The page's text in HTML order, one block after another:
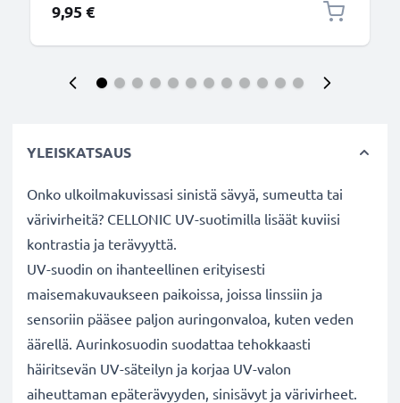
9,95 €
YLEISKATSAUS
Onko ulkoilmakuvissasi sinistä sävyä, sumeutta tai
värivirheitä? CELLONIC UV-suotimilla lisäät kuviisi
kontrastia ja terävyyttä.
UV-suodin on ihanteellinen erityisesti
maisemakuvaukseen paikoissa, joissa linssiin ja
sensoriin pääsee paljon auringonvaloa, kuten veden
äärellä. Aurinkosuodin suodattaa tehokkaasti
häiritsevän UV-säteilyn ja korjaa UV-valon
aiheuttaman epäterävyyden, sinisävyt ja värivirheet.